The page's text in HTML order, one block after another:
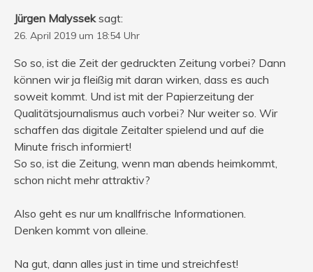
Jürgen Malyssek sagt:
26. April 2019 um 18:54 Uhr
So so, ist die Zeit der gedruckten Zeitung vorbei? Dann
können wir ja fleißig mit daran wirken, dass es auch
soweit kommt. Und ist mit der Papierzeitung der
Qualitätsjournalismus auch vorbei? Nur weiter so. Wir
schaffen das digitale Zeitalter spielend und auf die
Minute frisch informiert!
So so, ist die Zeitung, wenn man abends heimkommt,
schon nicht mehr attraktiv?
Also geht es nur um knallfrische Informationen.
Denken kommt von alleine.
Na gut, dann alles just in time und streichfest!